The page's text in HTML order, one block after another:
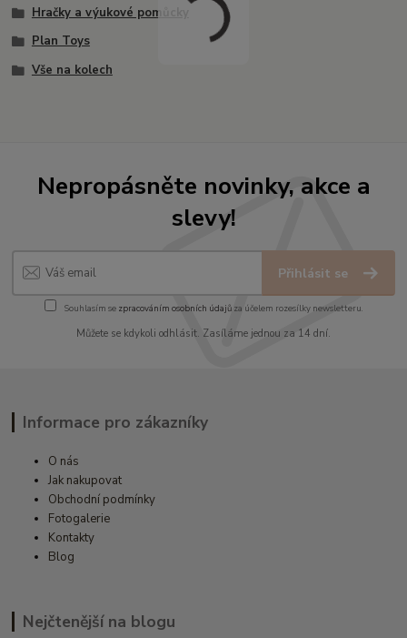
Hračky a výukové pomůcky
Plan Toys
Vše na kolech
Nepropásněte novinky, akce a
slevy!
Přihlásit se
Souhlasím se zpracováním osobních údajůza účelem rozesílky newsletteru.
Můžete se kdykoli odhlásit. Zasíláme jednou za 14 dní.
Informace pro zákazníky
O nás
Jak nakupovat
Obchodní podmínky
Fotogalerie
Kontakty
Blog
Nejčtenější na blogu